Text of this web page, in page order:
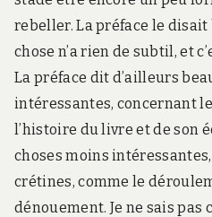
rebeller. La préface le
chose n’a rien de subtil, et
La préface dit d’ailleurs
intéressantes, concernant
l’histoire du livre et de son
choses moins
crétines, comme le
dénouement. Je ne sais